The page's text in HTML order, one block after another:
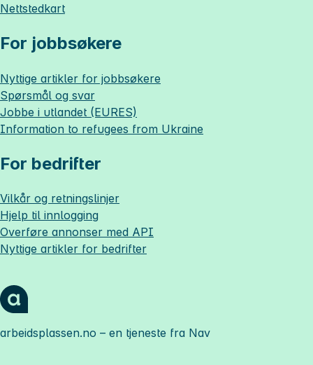
Nettstedkart
For jobbsøkere
Nyttige artikler for jobbsøkere
Spørsmål og svar
Jobbe i utlandet (EURES)
Information to refugees from Ukraine
For bedrifter
Vilkår og retningslinjer
Hjelp til innlogging
Overføre annonser med API
Nyttige artikler for bedrifter
arbeidsplassen.no – en tjeneste fra Nav